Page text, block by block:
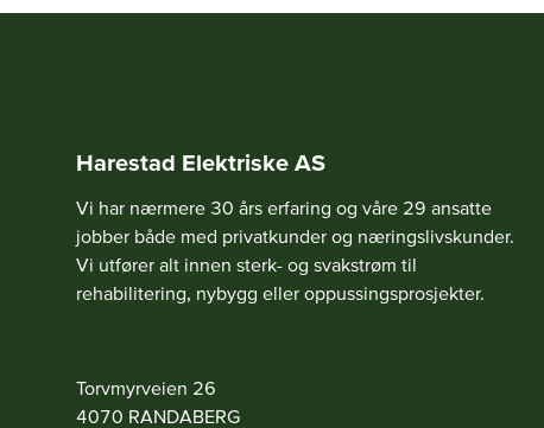
Harestad Elektriske AS
Vi har nærmere 30 års erfaring og våre 29 ansatte
jobber både med privatkunder og næringslivskunder.
Vi utfører alt innen sterk- og svakstrøm til
rehabilitering, nybygg eller oppussingsprosjekter.
Torvmyrveien 26
4070 RANDABERG